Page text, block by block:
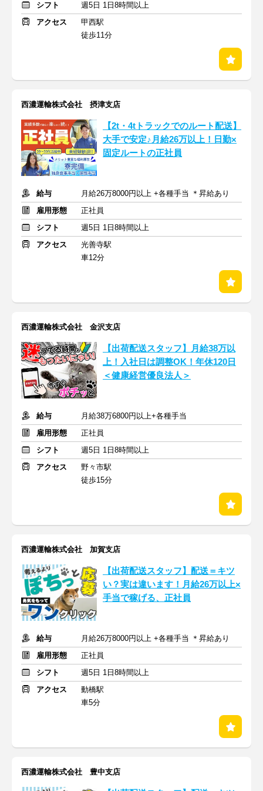
シフト
週5日 1日8時間以上
アクセス
甲西駅
徒歩11分
西濃運輸株式会社 摂津支店
【2t・4tトラックでのルート配送】
大手で安定♪月給26万以上！日勤×
固定ルートの正社員
給与
月給26万8000円以上 +各種手当 ＊昇給あり
雇用形態
正社員
シフト
週5日 1日8時間以上
アクセス
光善寺駅
車12分
西濃運輸株式会社 金沢支店
【出荷配送スタッフ】月給38万以
上！入社日は調整OK！年休120日
＜健康経営優良法人＞
給与
月給38万6800円以上+各種手当
雇用形態
正社員
シフト
週5日 1日8時間以上
アクセス
野々市駅
徒歩15分
西濃運輸株式会社 加賀支店
【出荷配送スタッフ】配送＝キツ
い？実は違います！月給26万以上×
手当で稼げる、正社員
給与
月給26万8000円以上 +各種手当 ＊昇給あり
雇用形態
正社員
シフト
週5日 1日8時間以上
アクセス
動橋駅
車5分
西濃運輸株式会社 豊中支店